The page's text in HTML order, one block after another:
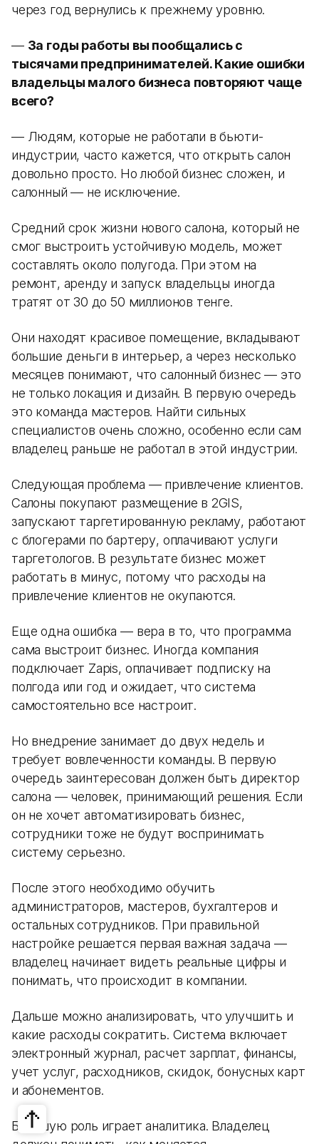
через год вернулись к прежнему уровню.
— За годы работы вы пообщались с
тысячами предпринимателей. Какие ошибки
владельцы малого бизнеса повторяют чаще
всего?
— Людям, которые не работали в бьюти-
индустрии, часто кажется, что открыть салон
довольно просто. Но любой бизнес сложен, и
салонный — не исключение.
Средний срок жизни нового салона, который не
смог выстроить устойчивую модель, может
составлять около полугода. При этом на
ремонт, аренду и запуск владельцы иногда
тратят от 30 до 50 миллионов тенге.
Они находят красивое помещение, вкладывают
большие деньги в интерьер, а через несколько
месяцев понимают, что салонный бизнес — это
не только локация и дизайн. В первую очередь
это команда мастеров. Найти сильных
специалистов очень сложно, особенно если сам
владелец раньше не работал в этой индустрии.
Следующая проблема — привлечение клиентов.
Салоны покупают размещение в 2GIS,
запускают таргетированную рекламу, работают
с блогерами по бартеру, оплачивают услуги
таргетологов. В результате бизнес может
работать в минус, потому что расходы на
привлечение клиентов не окупаются.
Еще одна ошибка — вера в то, что программа
сама выстроит бизнес. Иногда компания
подключает Zapis, оплачивает подписку на
полгода или год и ожидает, что система
самостоятельно все настроит.
Но внедрение занимает до двух недель и
требует вовлеченности команды. В первую
очередь заинтересован должен быть директор
салона — человек, принимающий решения. Если
он не хочет автоматизировать бизнес,
сотрудники тоже не будут воспринимать
систему серьезно.
После этого необходимо обучить
администраторов, мастеров, бухгалтеров и
остальных сотрудников. При правильной
настройке решается первая важная задача —
владелец начинает видеть реальные цифры и
понимать, что происходит в компании.
Дальше можно анализировать, что улучшить и
какие расходы сократить. Система включает
электронный журнал, расчет зарплат, финансы,
учет услуг, расходников, скидок, бонусных карт
и абонементов.
Большую роль играет аналитика. Владелец